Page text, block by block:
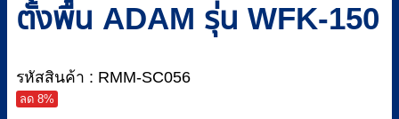
ตั้งพื้น ADAM รุ่น WFK-150
รหัสสินค้า : RMM-SC056
ลด 8%